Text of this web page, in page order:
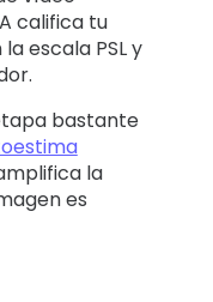
califica tu
escala PSL y
bastante
la
es